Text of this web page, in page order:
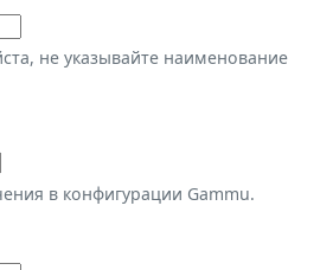
не указывайте наименование
в конфигурации Gammu.